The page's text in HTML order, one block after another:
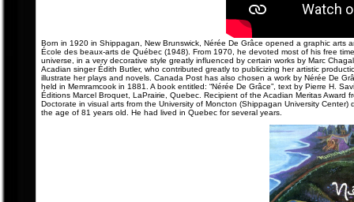
Born in 1920 in Shippagan, New Brunswick, Nérée De Grâce opened a graphic
École des beaux-arts de Québec (1948). From 1970, he devoted most of his free
universe, in a very decorative style greatly influenced by certain works by Marc
Acadian singer Édith Butler, who contributed greatly to publicizing her artistic
illustrate her plays and novels. Canada Post has also chosen a work by Nérée De
held in Memramcook in 1881. A book entitled: “Nérée De Grâce”, text by Pierre H.
Éditions Marcel Broquet, LaPrairie, Quebec. Recipient of the Acadian Meritas
Doctorate in visual arts from the University of Moncton (Shippagan University
the age of 81 years old. He had lived in Quebec for several years.